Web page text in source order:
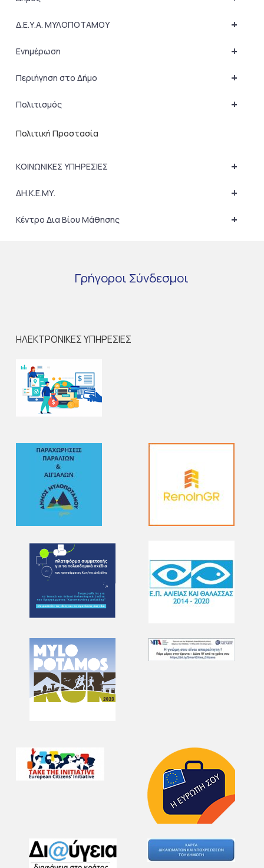
+
Δ.Ε.Υ.Α. ΜΥΛΟΠΟΤΑΜΟΥ
+
Ενημέρωση
+
Περιήγηση στο Δήμο
+
Πολιτισμός
Πολιτική Προστασία
+
ΚΟΙΝΩΝΙΚΕΣ ΥΠΗΡΕΣΙΕΣ
+
ΔΗ.Κ.Ε.ΜΥ.
+
Κέντρο Δια Βίου Μάθησης
Γρήγοροι Σύνδεσμοι
ΗΛΕΚΤΡΟΝΙΚΕΣ ΥΠΗΡΕΣΙΕΣ